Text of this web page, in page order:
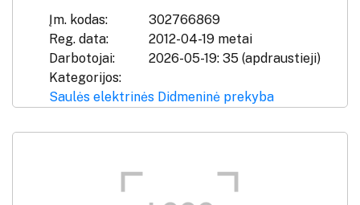
Įm. kodas:
302766869
Reg. data:
2012-04-19 metai
Darbotojai:
2026-05-19: 35 (apdraustieji)
Kategorijos:
Saulės elektrinės Didmeninė prekyba